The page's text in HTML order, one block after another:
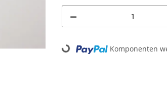
Loading... Komponenten